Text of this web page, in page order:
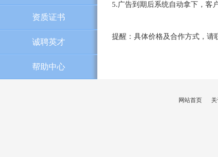
资质证书
诚聘英才
帮助中心
5.广告到期后系统自动拿下，客
提醒：具体价格及合作方式，请
网站首页